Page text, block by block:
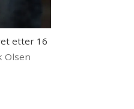
etter 16
Olsen